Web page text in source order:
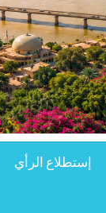
إستطلاع الرأي